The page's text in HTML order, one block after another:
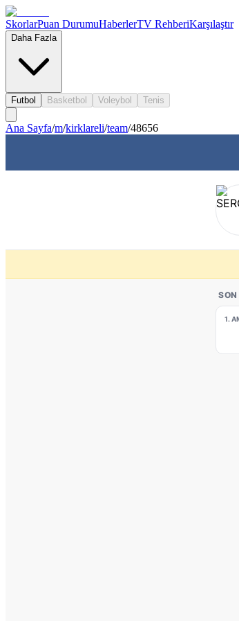
SkorlarPuan DurumuHaberlerTV RehberiKarşılaştır
Daha Fazla
Futbol Basketbol Voleybol Tenis
Ana Sayfa/m/kirklareli/team/48656
1.